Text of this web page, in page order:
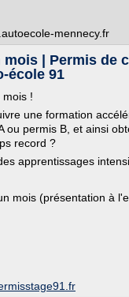
mennecy.fr
mois | Permis de
école 91
mois !
une formation
ou permis B, et ainsi
record ?
apprentissages
mois (présentation à